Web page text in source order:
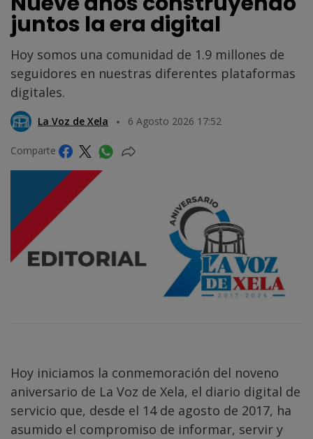
juntos la era digital
Hoy somos una comunidad de 1.9 millones de
seguidores en nuestras diferentes plataformas
digitales.
La Voz de Xela 6 Agosto 2026 17:52
Comparte
Hoy iniciamos la conmemoración del noveno
aniversario de La Voz de Xela, el diario digital de
servicio que, desde el 14 de agosto de 2017, ha
asumido el compromiso de informar, servir y